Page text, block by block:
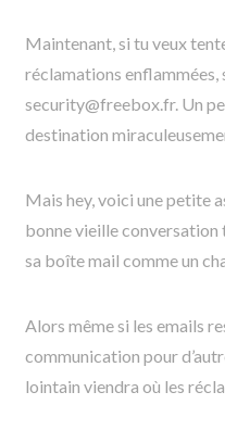
Maintenant, si tu veux
réclamations enflammées,
security@freebox.fr. Un
destination
Mais hey, voici une petite
bonne vieille conversation
sa boîte mail comme un
Alors même si les emails
communication pour
lointain viendra où les